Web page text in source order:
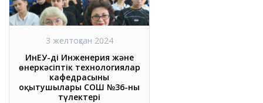
3 желтоқсан 2024
ИнЕУ-дің Инженерия және
өнеркәсіптік технологиялар
кафедрасының
оқытушылары СОШ №36-ның
түлектері